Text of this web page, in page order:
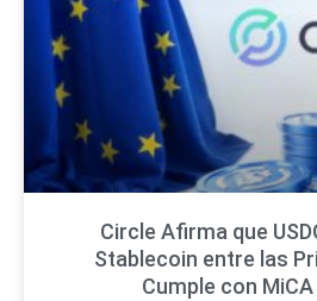
Circle Afirma que
Stablecoin entre las
Cumple con MiCA